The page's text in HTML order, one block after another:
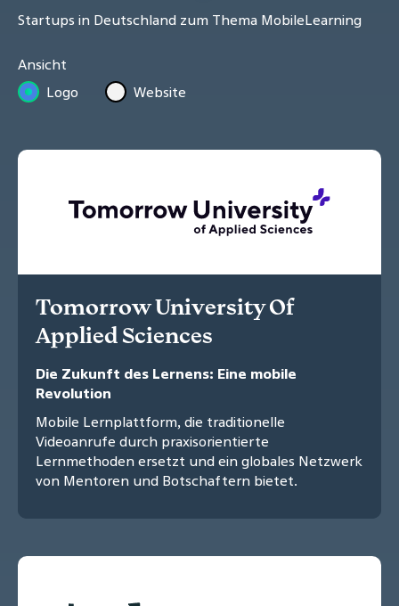
Startups in Deutschland zum Thema MobileLearning
Ansicht
Logo
Website
Tomorrow University Of
Applied Sciences
Die Zukunft des Lernens: Eine mobile
Revolution
Mobile Lernplattform, die traditionelle
Videoanrufe durch praxisorientierte
Lernmethoden ersetzt und ein globales Netzwerk
von Mentoren und Botschaftern bietet.